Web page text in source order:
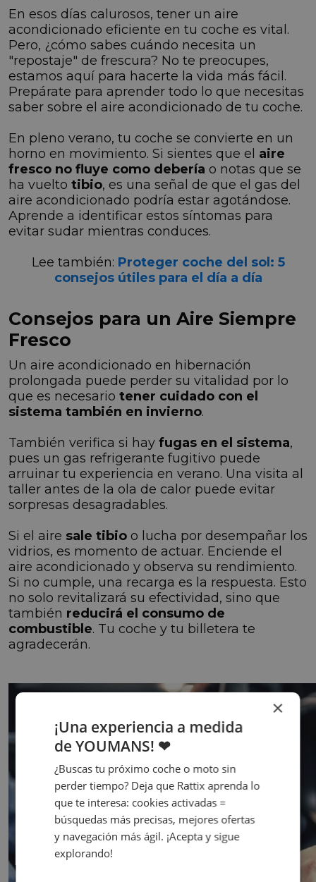
En esos días calurosos, tener un aire
acondicionado eficiente en tu coche es vital.
Pero, ¿cómo sabes cuándo necesita un
"repostaje" de frescura? No te preocupes,
estamos aquí para hacerte la vida más fácil.
Prepárate para aprender todo lo que necesitas
saber sobre el aire acondicionado de tu coche.
En pleno verano, tu coche se convierte en un
horno en movimiento. Si sientes que el aire
fresco no fluye como debería o notas que se
ha vuelto tibio, es una señal de que el gas del
aire acondicionado podría estar agotándose.
Aprende a identificar estos síntomas para
evitar sudar mientras conduces.
Lee también: Proteger coche del sol: 5
consejos útiles para el día a día
Consejos para un Aire Siempre
Fresco
Un aire acondicionado en hibernación
prolongada puede perder su vitalidad por lo
que es necesario tener cuidado con el
sistema también en invierno.
También verifica si hay fugas en el sistema,
pues un gas refrigerante fugitivo puede
arruinar tu experiencia en verano. Una visita al
taller antes de la ola de calor puede evitar
sorpresas desagradables.
Si el aire sale tibio o lucha por desempañar los
vidrios, es momento de actuar. Enciende el
aire acondicionado y observa su rendimiento.
Si no cumple, una recarga es la respuesta. Esto
no solo revitalizará su efectividad, sino que
también reducirá el consumo de
combustible. Tu coche y tu billetera te
agradecerán.
×
¡Una experiencia a medida
de YOUMANS! ❤
¿Buscas tu próximo coche o moto sin
perder tiempo? Deja que Rattix aprenda lo
que te interesa: cookies activadas =
búsquedas más precisas, mejores ofertas
y navegación más ágil. ¡Acepta y sigue
explorando!